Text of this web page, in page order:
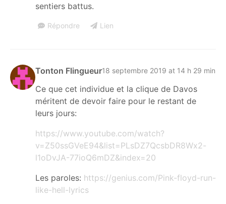
sentiers battus.
Répondre Lien
Tonton Flingueur18 septembre 2019 at 14 h 29 min
Ce que cet individue et la clique de Davos
méritent de devoir faire pour le restant de
leurs jours:
https://www.youtube.com/watch?
v=Z50ssGVeE94&list=PLsDZ7QcsbDR8Wx2-
l1oDvJA-77ioQ6mDZ&index=20
Les paroles: https://genius.com/Pink-floyd-run-
like-hell-lyrics